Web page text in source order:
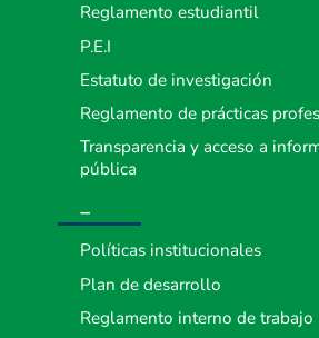
Reglamento estudiantil
P.E.I
Estatuto de investigación
Reglamento de prácticas
Transparencia y acceso a
pública
_
Políticas institucionales
Plan de desarrollo
Reglamento interno de trabajo